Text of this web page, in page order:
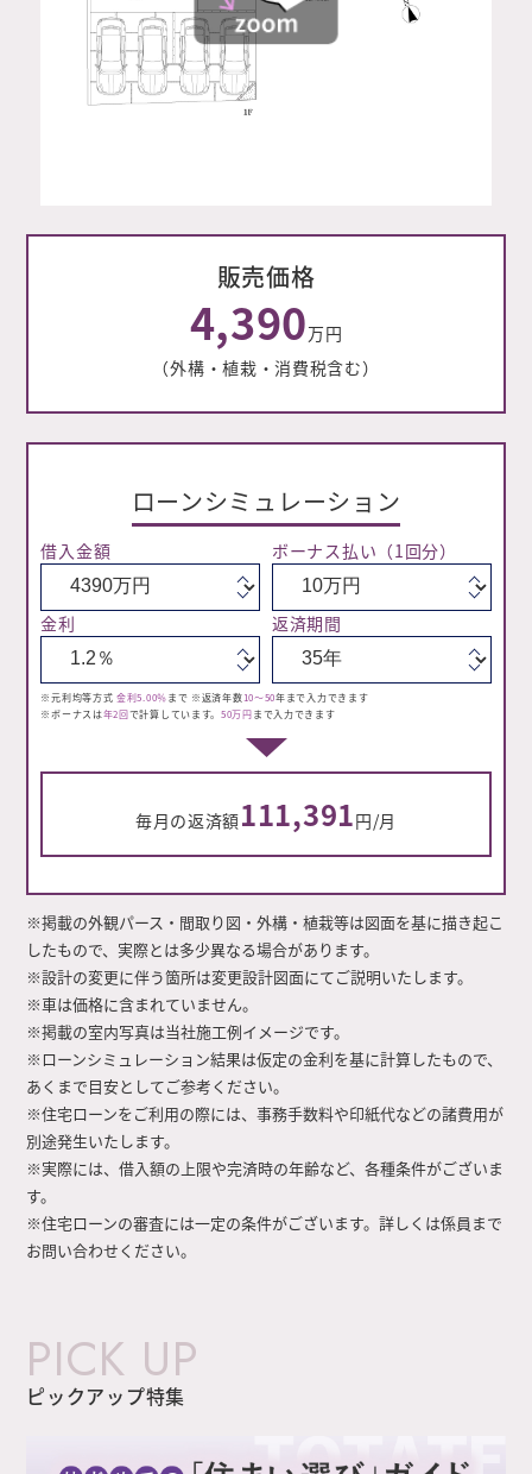
販売価格
4,390万円
（外構・植栽・消費税含む）
ローンシミュレーション
借入金額 ボーナス払い （1回分）
金利 返済期間
※元利均等方式金利5.00％まで ※返済年数10～50年まで入力できます
※ボーナスは年2回で計算しています。50万円まで入力できます
毎月の返済額111,391円/月
※掲載の外観パース・間取り図・外構・植栽等は図面を基に描き起こ
したもので、実際とは多少異なる場合があります。
※設計の変更に伴う箇所は変更設計図面にてご説明いたします。
※車は価格に含まれていません。
※掲載の室内写真は当社施工例イメージです。
※ローンシミュレーション結果は仮定の金利を基に計算したもので、
あくまで目安としてご参考ください。
※住宅ローンをご利用の際には、事務手数料や印紙代などの諸費用が
別途発生いたします。
※実際には、借入額の上限や完済時の年齢など、各種条件がございま
す。
※住宅ローンの審査には一定の条件がございます。詳しくは係員まで
お問い合わせください。
PICK UP
ピックアップ特集